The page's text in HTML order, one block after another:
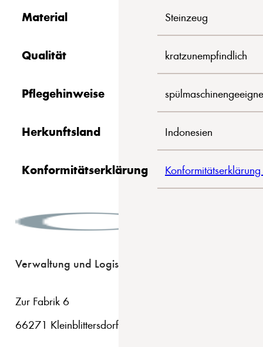
Material Steinzeug
Qualität kratzunempfindlich
Pflegehinweise
Herkunftsland Indonesien
Konformitätserklärung
Verwaltung und Logistik
Zur Fabrik 6
66271 Kleinblittersdorf